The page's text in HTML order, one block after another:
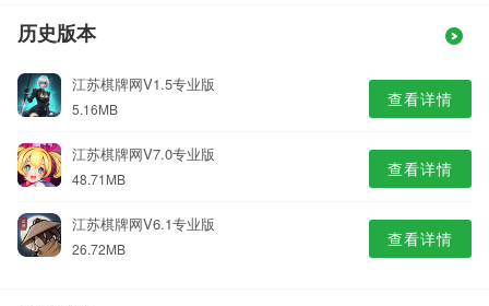
历史版本
江苏棋牌网V1.5专业版
5.16MB 查看详情
江苏棋牌网V7.0专业版
48.71MB 查看详情
江苏棋牌网V6.1专业版
26.72MB 查看详情